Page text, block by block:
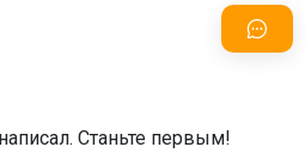
Станьте первым!